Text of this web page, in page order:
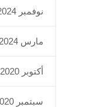
نوفمبر 2024
مارس 2024
أكتوبر 2020
سبتمبر 2020